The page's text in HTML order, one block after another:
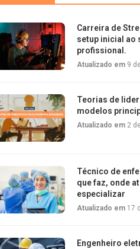
Carreira de
setup inicial ao
profissional.
Atualizado em 9
Teorias de
modelos
Atualizado em 2
Técnico de
que faz, onde
especializar
Atualizado em 17
Engenheiro